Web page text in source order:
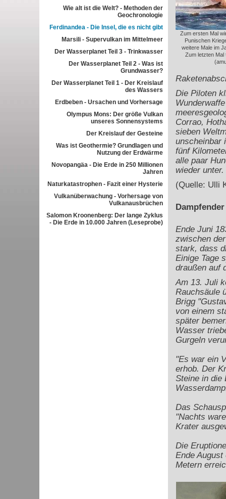
Wie alt ist die Welt? - Methoden der
Geochronologie
Ferdinandea - Die Insel, die es nicht gibt
Marsili - Supervulkan im Mittelmeer
Der Wasserplanet Teil 3 - Trinkwasser
Der Wasserplanet Teil 2 - Was ist
Grundwasser?
Der Wasserplanet Teil 1 - Der Kreislauf
des Wassers
Erdbeben - Ursachen und Vorhersage
Olympus Mons: Der größe Vulkan
unseres Sonnensystems
Der Kreislauf der Gesteine
Was ist Geothermie? Grundlagen und
Nutzung der Erdwärme
Novopangäa - Die Erde in 250 Millionen
Jahren
Naturkatastrophen - Fazit einer Hysterie
Vulkanüberwachung - Vorhersage von
Vulkanausbrüchen
Salomon Kroonenberg: Der lange Zyklus
- Die Erde in 10.000 Jahren (Leseprobe)
Zum ersten Mal
Punischen
weitere Male im
Zum letzten Mal
Die Piloten
Corrao,
sieben
unscheinbar
fünf
alle paar
wieder unter.
(Quelle: Ulli
Ende Juni
zwischen
stark, dass
Einige Tage
draußen auf
Am 13. Juli
Rauchsäule
Brigg
von einem
später
Wasser
Gurgeln
"Es war ein
erhob. Der
Steine in die
Das
"Nachts
Krater
Die
Ende
Metern